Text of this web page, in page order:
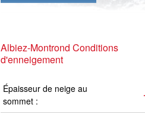
Albiez-Montrond Conditions
d'enneigement
Épaisseur de neige au
sommet :